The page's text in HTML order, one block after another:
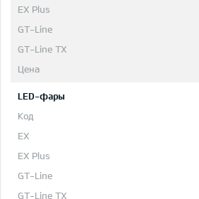
LED-фары